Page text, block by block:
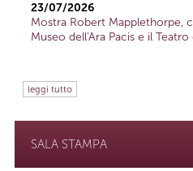
23/07/2026
Mostra Robert Mapplethorpe,
Museo dell'Ara Pacis e il
leggi tutto
SALA STAMPA